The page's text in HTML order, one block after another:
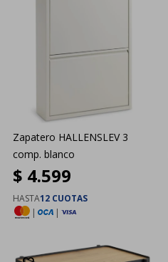
Zapatero HALLENSLEV 3
comp. blanco
$ 4.599
HASTA12 CUOTAS
|
|